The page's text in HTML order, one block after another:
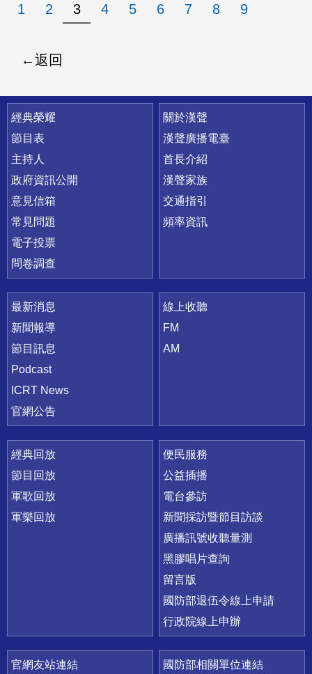
1 2 3 4 5 6 7 8 9
返回
快速連結
經典榮耀
節目表
主持人
政府資訊公開
意見信箱
常見問題
電子投票
問卷調查
關於漢聲
漢聲廣播電臺
首長介紹
漢聲家族
交通指引
頻率資訊
最新消息
新聞報導
節目訊息
Podcast
ICRT News
官網公告
線上收聽
FM
AM
經典回放
節目回放
軍歌回放
軍樂回放
便民服務
公益插播
電台參訪
新聞採訪暨節目訪談
廣播訊號收聽量測
黑膠唱片查詢
留言版
國防部退伍令線上申請
行政院線上申辦
官網友站連結
國防部相關單位連結